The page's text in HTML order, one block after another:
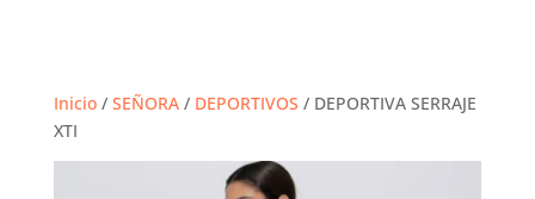
Inicio/ SEÑORA/ DEPORTIVOS / DEPORTIVA SERRAJE
XTI